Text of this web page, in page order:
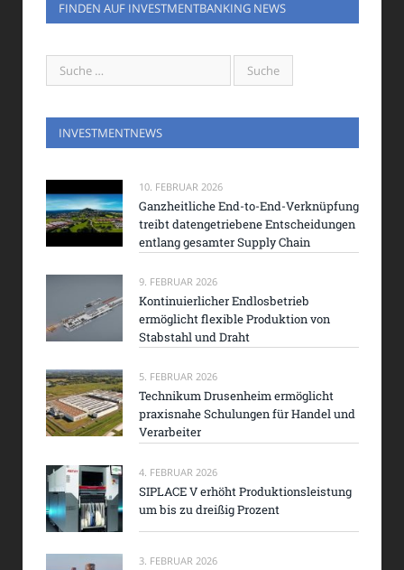
FINDEN AUF INVESTMENTBANKING NEWS
INVESTMENTNEWS
10. FEBRUAR 2026
Ganzheitliche End-to-End-Verknüpfung
treibt datengetriebene Entscheidungen
entlang gesamter Supply Chain
9. FEBRUAR 2026
Kontinuierlicher Endlosbetrieb
ermöglicht flexible Produktion von
Stabstahl und Draht
5. FEBRUAR 2026
Technikum Drusenheim ermöglicht
praxisnahe Schulungen für Handel und
Verarbeiter
4. FEBRUAR 2026
SIPLACE V erhöht Produktionsleistung
um bis zu dreißig Prozent
3. FEBRUAR 2026